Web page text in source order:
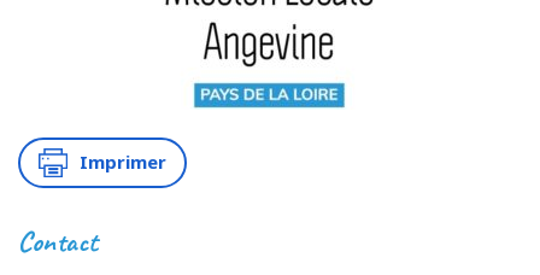
Imprimer
Contact